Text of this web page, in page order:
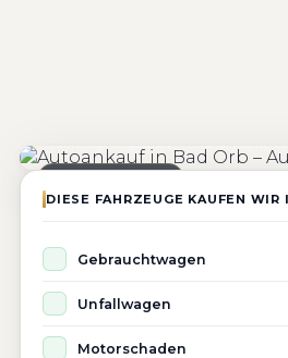
DIESE FAHRZEUGE KAUFEN WIR
Gebrauchtwagen
Unfallwagen
Motorschaden